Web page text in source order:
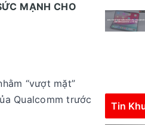
MẠNH CHO
“vượt mặt”
Qualcomm trước
Tin